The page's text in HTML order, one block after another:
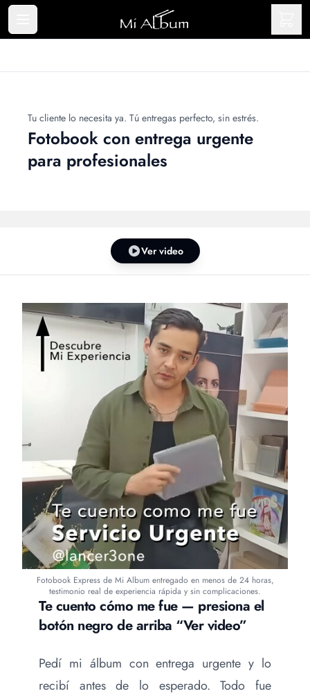
Tu cliente lo necesita ya. Tú entregas perfecto, sin estrés.
Fotobook con entrega urgente
para profesionales
Ver video
Te cuento cómo me fue — presiona el
botón negro de arriba “Ver video”
Pedí mi álbum con entrega urgente y lo
recibí antes de lo esperado. Todo fue
Fotobook Express de Mi Album entregado en menos de 24 horas,
testimonio real de experiencia rápida y sin complicaciones.